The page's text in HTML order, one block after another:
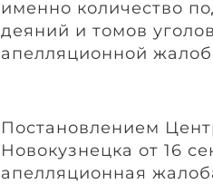
именно количество
деяний и томов
апелляционной
Постановлением
Новокузнецка от 16
апелляционная